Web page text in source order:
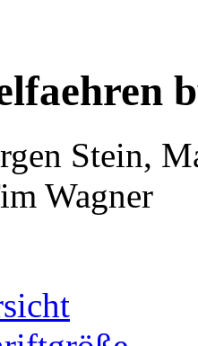
Stein,
Wagner